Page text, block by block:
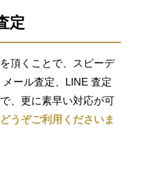
定
頂くことで、スピーデ
ール査定、LINE 査定
、更に素早い対応が可
うぞご利用くださいま